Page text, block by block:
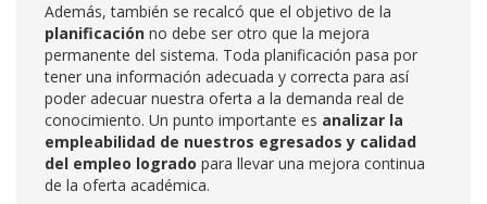
Además, también se recalcó que el objetivo de la
planificación no debe ser otro que la mejora
permanente del sistema. Toda planificación pasa por
tener una información adecuada y correcta para así
poder adecuar nuestra oferta a la demanda real de
conocimiento. Un punto importante es analizar la
empleabilidad de nuestros egresados y calidad
del empleo logrado para llevar una mejora continua
de la oferta académica.